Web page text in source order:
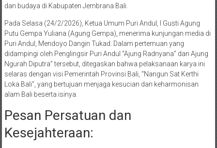
dan budaya di Kabupaten Jembrana Bali.
Pada Selasa (24/2/2026), Ketua Umum Puri Andul, I Gusti Agung
Putu Gempa Yuliana (Agung Gempa), menerima kunjungan media di
Puri Andul, Mendoyo Dangin Tukad. Dalam pertemuan yang
didampingi oleh Penglingsir Puri Andul “Ajung Radnyana” dan Ajung
Ngurah Diputra” tersebut, ditegaskan bahwa pelaksanaan karya ini
selaras dengan visi Pemerintah Provinsi Bali, “Nangun Sat Kerthi
Loka Bali”, yang bertujuan menjaga kesucian dan keharmonisan
alam Bali beserta isinya.
Pesan Persatuan dan
Kesejahteraan: